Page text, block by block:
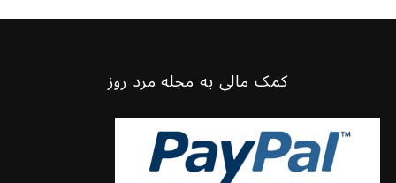
کمک مالی به مجله مرد روز